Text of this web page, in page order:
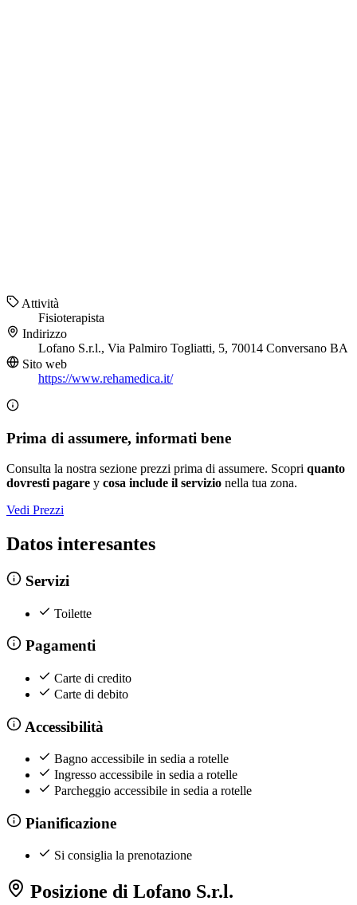
Attività
Fisioterapista
Indirizzo
Lofano S.r.l., Via Palmiro Togliatti, 5, 70014 Conversano BA
Sito web
https://www.rehamedica.it/
Prima di assumere, informati bene
Consulta la nostra sezione prezzi prima di assumere. Scopri quanto
dovresti pagare y cosa include il servizio nella tua zona.
Vedi Prezzi
Datos interesantes
Servizi
Toilette
Pagamenti
Carte di credito
Carte di debito
Accessibilità
Bagno accessibile in sedia a rotelle
Ingresso accessibile in sedia a rotelle
Parcheggio accessibile in sedia a rotelle
Pianificazione
Si consiglia la prenotazione
Posizione di Lofano S.r.l.